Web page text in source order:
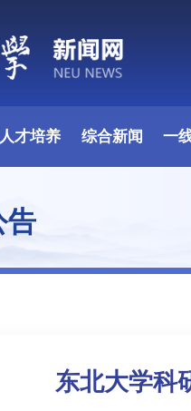
人才培养 综合新闻 一
告
东北大学科